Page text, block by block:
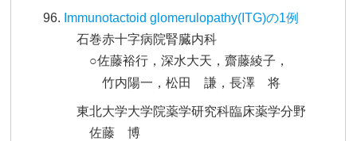
Immunotactoid glomerulopathy(ITG)の1例
石巻赤十字病院腎臓内科
○佐藤裕行，深水大天，齋藤綾子，
竹内陽一，松田 謙，長澤 将
東北大学大学院薬学研究科臨床薬学分野
佐藤 博